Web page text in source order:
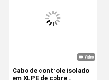
Produtos
Cabo de controle isolado
em XLPE de cobre